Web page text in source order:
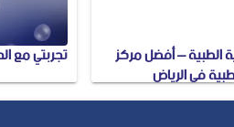
الطبية – أفضل مركز
في الرياض
تجربتي مع